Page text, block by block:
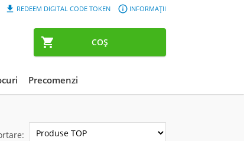
 COȘ
 INFORMAȚII
 REDEEM DIGITAL CODE TOKEN
Precomenzi